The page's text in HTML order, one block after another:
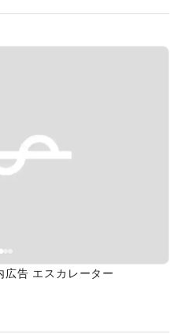
広告 エスカレーター